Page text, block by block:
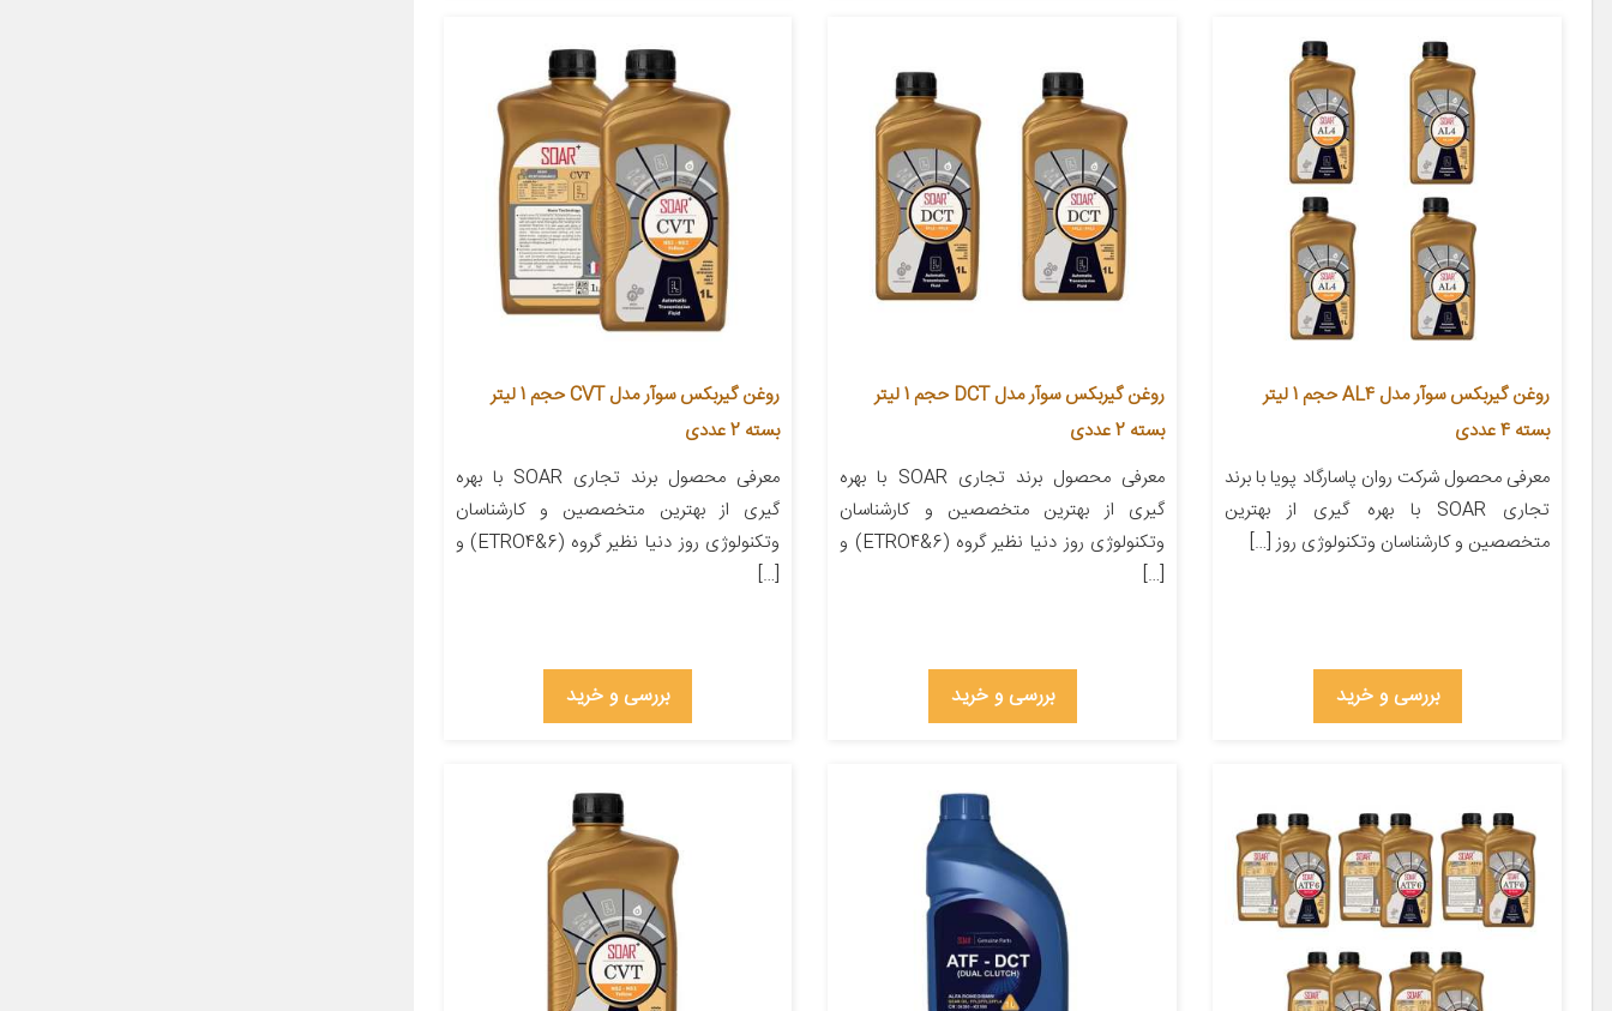
روغن گیربکس سوآر مدل AL4 حجم 1 لیتر
بسته 4 عددی
معرفی محصول شرکت روان پاسارگاد پویا با برند
تجاری SOAR با بهره گیری از بهترین
متخصصین و کارشناسان وتکنولوژی روز […]
بررسی و خرید
روغن گیربکس سوآر مدل DCT حجم 1 لیتر
بسته 2 عددی
معرفی محصول برند تجاری SOAR با بهره
گیری از بهترین متخصصین و کارشناسان
وتکنولوژی روز دنیا نظیر گروه (ETRO4&6) و
[…]
بررسی و خرید
روغن گیربکس سوآر مدل CVT حجم 1 لیتر
بسته 2 عددی
معرفی محصول برند تجاری SOAR با بهره
گیری از بهترین متخصصین و کارشناسان
وتکنولوژی روز دنیا نظیر گروه (ETRO4&6) و
[…]
بررسی و خرید